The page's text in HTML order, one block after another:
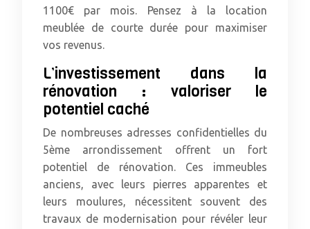
1100€ par mois. Pensez à la location
meublée de courte durée pour maximiser
vos revenus.
L’investissement dans la
rénovation : valoriser le
potentiel caché
De nombreuses adresses confidentielles du
5ème arrondissement offrent un fort
potentiel de rénovation. Ces immeubles
anciens, avec leurs pierres apparentes et
leurs moulures, nécessitent souvent des
travaux de modernisation pour révéler leur